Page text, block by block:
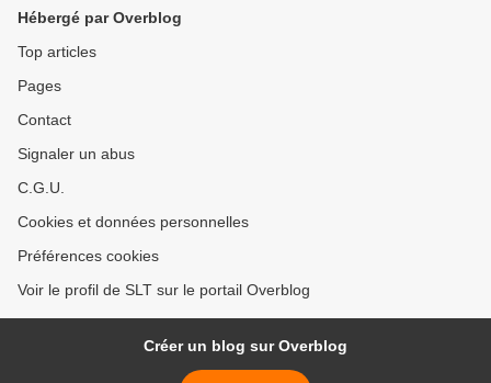
Hébergé par Overblog
Top articles
Pages
Contact
Signaler un abus
C.G.U.
Cookies et données personnelles
Préférences cookies
Voir le profil de SLT sur le portail Overblog
Créer un blog sur Overblog